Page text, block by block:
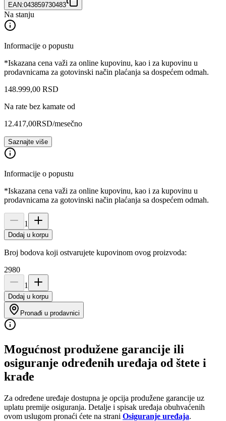
EAN:043859730483
Na stanju
Informacije o popustu
*Iskazana cena važi za online kupovinu, kao i za kupovinu u
prodavnicama za gotovinski način plaćanja sa dospećem odmah.
148.999,00 RSD
Na rate bez kamate od
12.417,00RSD/mesečno
Saznajte više
Informacije o popustu
*Iskazana cena važi za online kupovinu, kao i za kupovinu u
prodavnicama za gotovinski način plaćanja sa dospećem odmah.
1
Dodaj u korpu
Broj bodova koji ostvarujete kupovinom ovog proizvoda:
2980
1
Dodaj u korpu
Pronađi u prodavnici
Mogućnost produžene garancije ili
osiguranje određenih uređaja od štete i
krađe
Za određene uređaje dostupna je opcija produžene garancije uz
uplatu premije osiguranja. Detalje i spisak uređaja obuhvaćenih
ovom uslugom pronaći ćete na strani Osiguranje uređaja.